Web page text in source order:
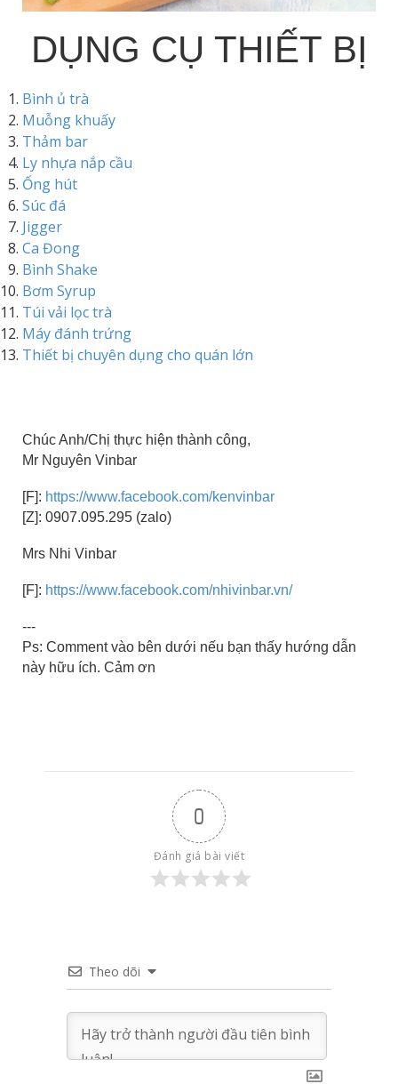
DỤNG CỤ THIẾT BỊ
Bình ủ trà
Muỗng khuấy
Thảm bar
Ly nhựa nắp cầu
Ống hút
Súc đá
Jigger
Ca Đong
Bình Shake
Bơm Syrup
Túi vải lọc trà
Máy đánh trứng
Thiết bị chuyên dụng cho quán lớn
Chúc Anh/Chị thực hiện thành công,
Mr Nguyên Vinbar
[F]: https://www.facebook.com/kenvinbar
[Z]: 0907.095.295 (zalo)
Mrs Nhi Vinbar
[F]: https://www.facebook.com/nhivinbar.vn/
---
Ps: Comment vào bên dưới nếu bạn thấy hướng dẫn
này hữu ích. Cảm ơn
0
Đánh giá bài viết
Theo dõi